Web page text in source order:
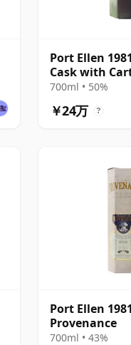
Port Ellen
Cask with
700ml • 50%
￥24万 ?
Port Ellen
Provenance
700ml • 43%